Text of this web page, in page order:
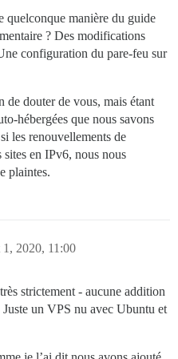
quelconque manière du guide
? Des modifications
configuration du pare-feu sur
de douter de vous, mais étant
hébergées que nous savons
les renouvellements de
en IPv6, nous nous
plaintes.
1, 2020, 11:00
strictement - aucune addition
un VPS nu avec Ubuntu et